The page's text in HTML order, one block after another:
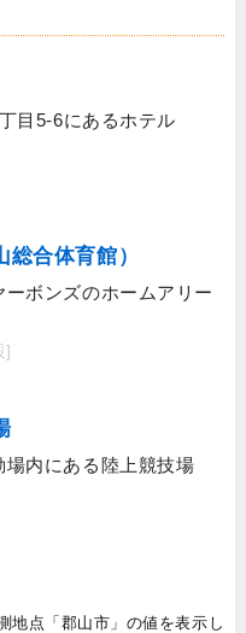
目5-6にあるホテル
合体育館）
ーボンズのホームアリー
]
場内にある陸上競技場
地点「郡山市」の値を表示し